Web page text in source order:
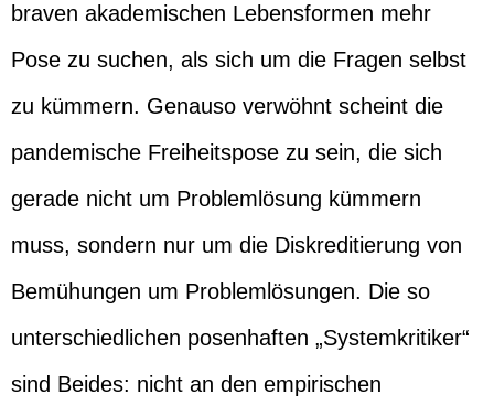
braven akademischen Lebensformen mehr
Pose zu suchen, als sich um die Fragen selbst
zu kümmern. Genauso verwöhnt scheint die
pandemische Freiheitspose zu sein, die sich
gerade nicht um Problemlösung kümmern
muss, sondern nur um die Diskreditierung von
Bemühungen um Problemlösungen. Die so
unterschiedlichen posenhaften „Systemkritiker“
sind Beides: nicht an den empirischen